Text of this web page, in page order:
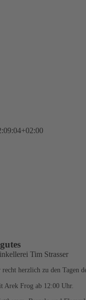
Tim Strasser
herzlich zu den Tagen
Arek Frog ab 12:00 Uhr.